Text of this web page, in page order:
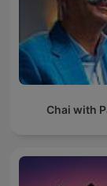
Chai with